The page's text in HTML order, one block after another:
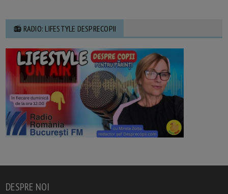
📻 RADIO: LIFESTYLE DESPRECOPII
DESPRE NOI